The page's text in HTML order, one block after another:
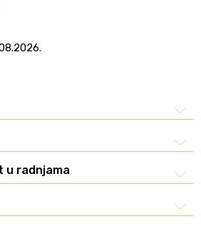
u radnjama